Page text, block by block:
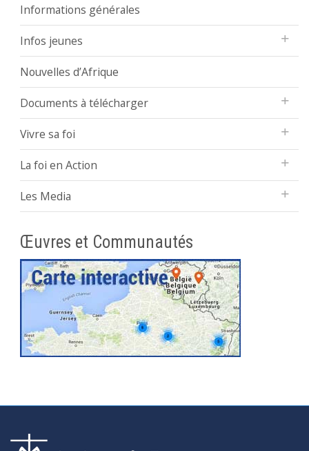
Informations générales
Infos jeunes
Nouvelles d’Afrique
Documents à télécharger
Vivre sa foi
La foi en Action
Les Media
Œuvres et Communautés